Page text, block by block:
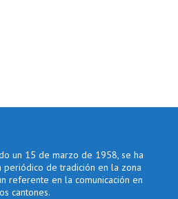
un 15 de marzo de 1958, se ha
periódico de tradición en la zona
referente en la comunicación en
cantones.